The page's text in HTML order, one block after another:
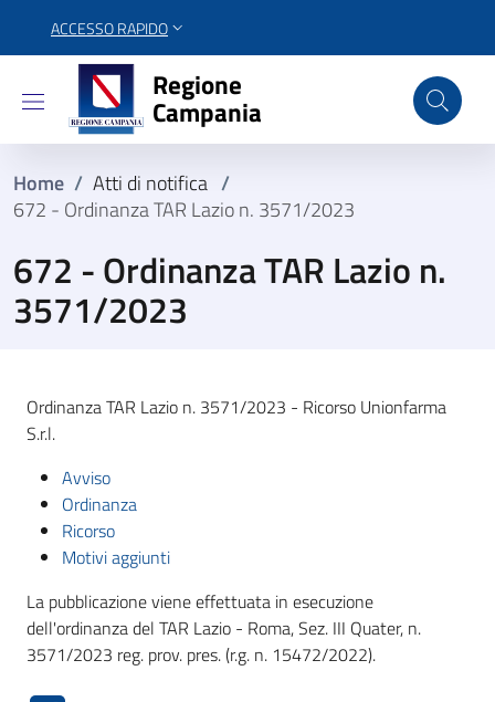
ACCESSO RAPIDO
Regione Campania
Regione
Campania
Home / Atti di notifica /
672 - Ordinanza TAR Lazio n. 3571/2023
672 - Ordinanza TAR Lazio n.
3571/2023
Ordinanza TAR Lazio n. 3571/2023 - Ricorso Unionfarma
S.r.l.
Avviso
Ordinanza
Ricorso
Motivi aggiunti
La pubblicazione viene effettuata in esecuzione
dell'ordinanza del TAR Lazio - Roma, Sez. III Quater, n.
3571/2023 reg. prov. pres. (r.g. n. 15472/2022).